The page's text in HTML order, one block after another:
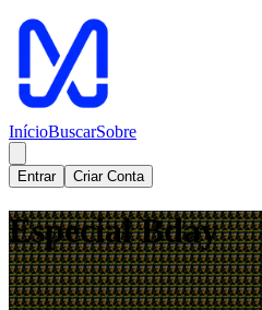
InícioBuscarSobre
Entrar Criar Conta
Especial Bday